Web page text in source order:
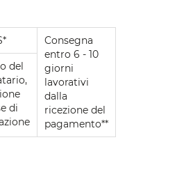
Consegna
entro 6 - 10
giorni
lavorativi
dalla
ricezione del
pagamento**
del
di